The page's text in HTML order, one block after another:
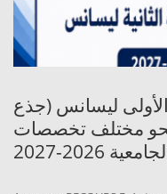
الأولى ليسانس (جذع
مختلف تخصصات
2027